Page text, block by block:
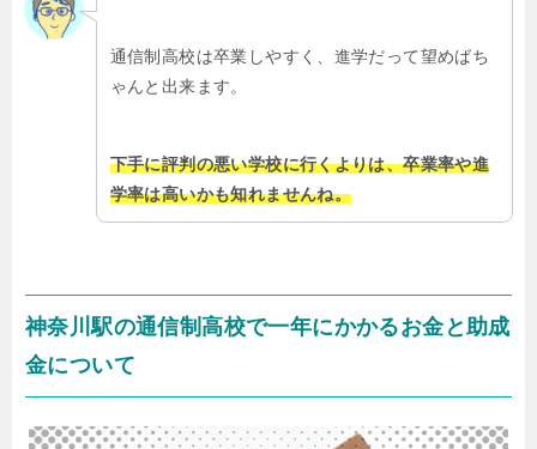
通信制高校は卒業しやすく、進学だって望めばち
ゃんと出来ます。
下手に評判の悪い学校に行くよりは、卒業率や進
学率は高いかも知れませんね。
神奈川駅の通信制高校で一年にかかるお金と助成
金について